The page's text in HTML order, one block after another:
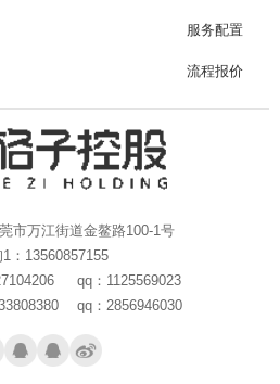
服务配置
流程报价
市万江街道金鳌路100-1号
1：13560857155
qq：1125569023
qq：2856946030